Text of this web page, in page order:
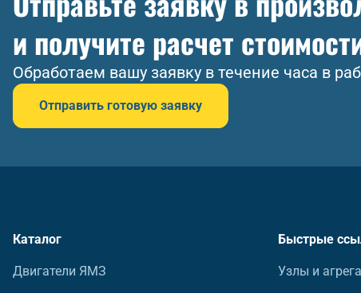
и получите расчет
Обработаем вашу заявку в течение часа в
Отправить готовую заявку
Каталог
Двигатели ЯМЗ
Быстрые
Узлы и